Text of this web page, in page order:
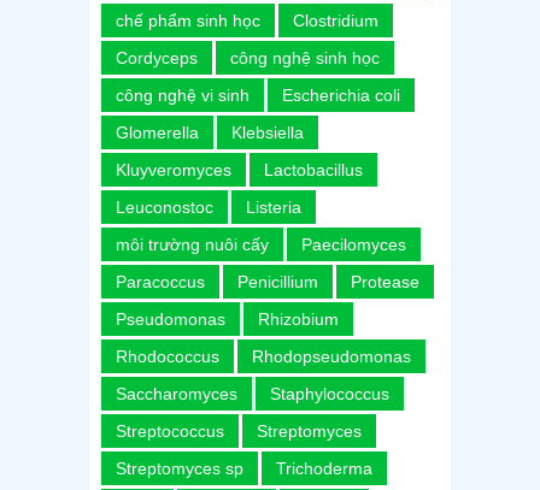
chế phẩm sinh học
Clostridium
Cordyceps
công nghệ sinh học
công nghệ vi sinh
Escherichia coli
Glomerella
Klebsiella
Kluyveromyces
Lactobacillus
Leuconostoc
Listeria
môi trường nuôi cấy
Paecilomyces
Paracoccus
Penicillium
Protease
Pseudomonas
Rhizobium
Rhodococcus
Rhodopseudomonas
Saccharomyces
Staphylococcus
Streptococcus
Streptomyces
Streptomyces sp
Trichoderma